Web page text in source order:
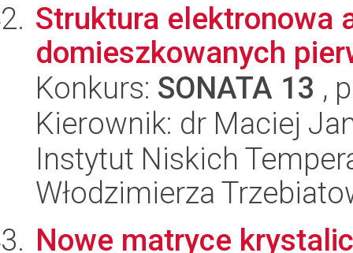
Struktura elektronowa
domieszkowanych
Konkurs: SONATA 13 ,
Kierownik: dr Maciej
Instytut Niskich
Włodzimierza
Nowe matryce